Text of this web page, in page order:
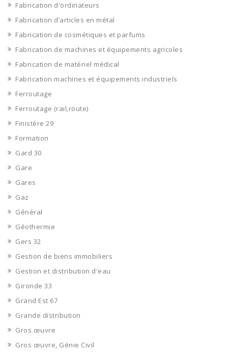
Fabrication d'ordinateurs
Fabrication d’articles en métal
Fabrication de cosmétiques et parfums
Fabrication de machines et équipements agricoles
Fabrication de matériel médical
Fabrication machines et équipements industriels
Ferroutage
Ferroutage (rail,route)
Finistère 29
Formation
Gard 30
Gare
Gares
Gaz
Général
Géothermie
Gers 32
Gestion de biens immobiliers
Gestion et distribution d'eau
Gironde 33
Grand Est 67
Grande distribution
Gros œuvre
Gros œuvre, Génie Civil